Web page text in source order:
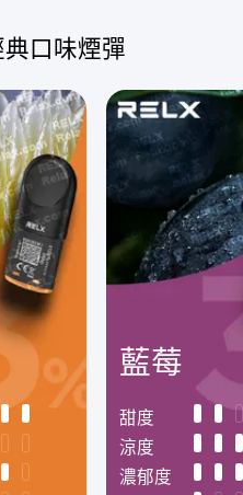
口味煙彈
藍莓
甜度
涼度
濃郁度